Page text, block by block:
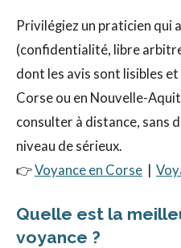
Privilégiez un praticien qui
(confidentialité, libre
dont les avis sont lisibles
Corse ou en Nouvelle-
consulter à distance, sans
niveau de sérieux.
👉Voyance en Corse |
Quelle est la
voyance ?